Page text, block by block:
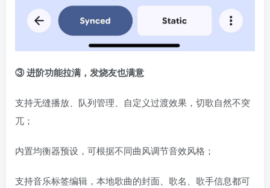
③ 进阶功能拉满，发烧友也满意
支持无缝播放、队列管理、自定义过渡效果，切歌自然不突
兀；
内置均衡器预设，可根据不同曲风调节音效风格；
支持音乐标签编辑，本地歌曲的封面、歌名、歌手信息都可